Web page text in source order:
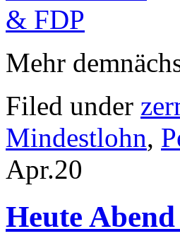
Mehr
Filed under
Mindestlohn,
Apr.20
Heute